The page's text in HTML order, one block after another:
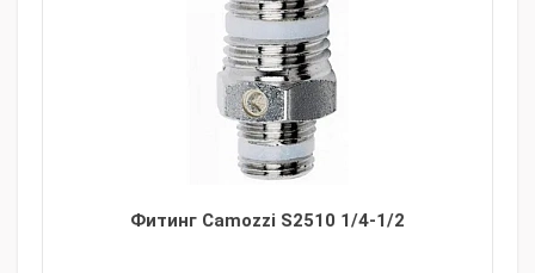
Фитинг Camozzi S2510 1/4-1/2